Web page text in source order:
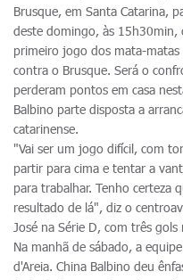
Brusque, em Santa Catarina,
deste domingo, às 15h30min,
primeiro jogo dos mata-matas
contra o Brusque. Será o
perderam pontos em casa
Balbino parte disposta a
catarinense.
"Vai ser um jogo difícil, com
partir para cima e tentar a
para trabalhar. Tenho certeza
resultado de lá", diz o
José na Série D, com três gols
Na manhã de sábado, a
d'Areia. China Balbino deu